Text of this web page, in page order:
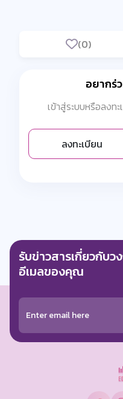
(0)
อยากร่
เข้าสู่ระบบหรือลงท
ลงทะเบียน
รับข่าวสารเกี่ยวกับ
อีเมลของคุณ